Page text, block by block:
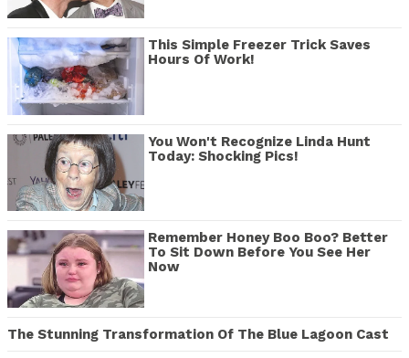
This Simple Freezer Trick Saves
Hours Of Work!
You Won't Recognize Linda Hunt
Today: Shocking Pics!
Remember Honey Boo Boo? Better
To Sit Down Before You See Her
Now
The Stunning Transformation Of The Blue Lagoon Cast